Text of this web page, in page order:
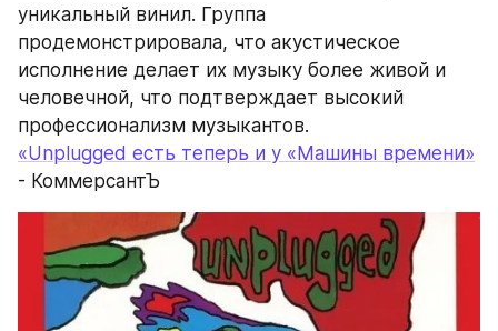
уникальный винил. Группа
продемонстрировала, что акустическое
исполнение делает их музыку более живой и
человечной, что подтверждает высокий
профессионализм музыкантов.
«Unplugged есть теперь и у «Машины времени»
- КоммерсантЪ